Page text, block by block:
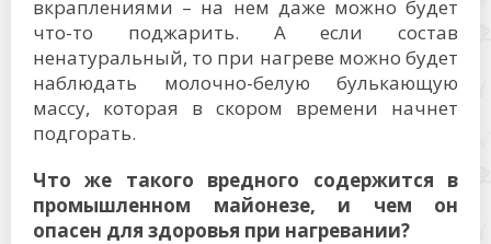
вкраплениями – на нем даже можно будет
что-то поджарить. А если состав
ненатуральный, то при нагреве можно будет
наблюдать молочно-белую булькающую
массу, которая в скором времени начнет
подгорать.
Что же такого вредного содержится в
промышленном майонезе, и чем он
опасен для здоровья при нагревании?